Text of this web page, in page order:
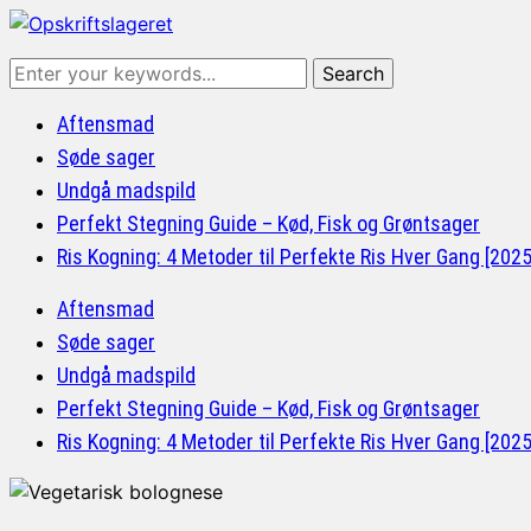
Aftensmad
Søde sager
Undgå madspild
Perfekt Stegning Guide – Kød, Fisk og Grøntsager
Ris Kogning: 4 Metoder til Perfekte Ris Hver Gang
Aftensmad
Søde sager
Undgå madspild
Perfekt Stegning Guide – Kød, Fisk og Grøntsager
Ris Kogning: 4 Metoder til Perfekte Ris Hver Gang